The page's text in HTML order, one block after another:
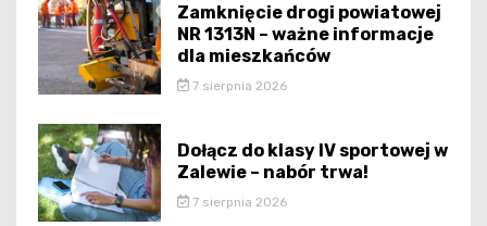
Zamknięcie drogi powiatowej
NR 1313N – ważne informacje
dla mieszkańców
7 sierpnia 2026
Dołącz do klasy IV sportowej w
Zalewie – nabór trwa!
7 sierpnia 2026